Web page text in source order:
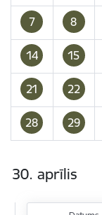
7 8
14 15
21 22
28 29
30. aprīlis